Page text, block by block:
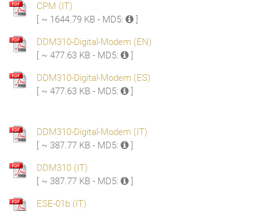
CPM (IT)
[ ~ 1644.79 KB - MD5:
]
DDM310-Digital-Modem (EN)
[ ~ 477.63 KB - MD5:
]
DDM310-Digital-Modem (ES)
[ ~ 477.63 KB - MD5:
]
DDM310-Digital-Modem (IT)
[ ~ 387.77 KB - MD5:
]
DDM310 (IT)
[ ~ 387.77 KB - MD5:
]
ESE-01b (IT)